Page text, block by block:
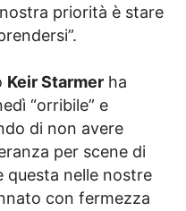
priorità è stare
Keir Starmer ha
“orribile” e
di non avere
per scene di
questa nelle nostre
con fermezza